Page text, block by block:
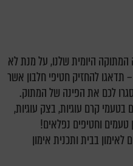
המתוקה היומית שלנו, על מנת לא
תדאגו להחזיק חטיפי חלבון אשר
לכם את הפינה של המתוק.
בטעמי קרם עוגיות, בצק עוגיות,
טעמים וחטיפים נפלאים!
לאימון בבית ותכנית אימון